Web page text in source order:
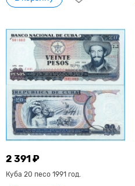
2 391 ₽
Куба 20 песо 1991 год.